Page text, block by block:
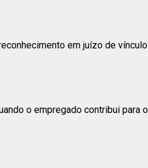
em juízo de
o empregado contribui para